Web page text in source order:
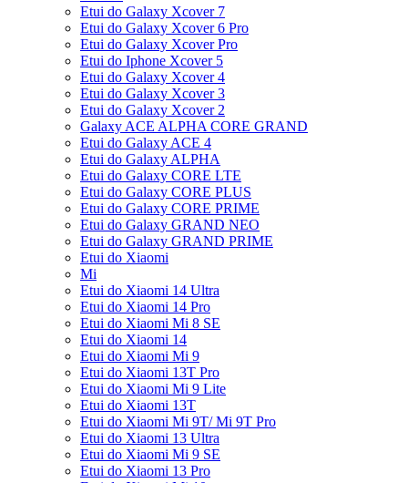
Etui do Galaxy Xcover 7
Etui do Galaxy Xcover 6 Pro
Etui do Galaxy Xcover Pro
Etui do Iphone Xcover 5
Etui do Galaxy Xcover 4
Etui do Galaxy Xcover 3
Etui do Galaxy Xcover 2
Galaxy ACE ALPHA CORE GRAND
Etui do Galaxy ACE 4
Etui do Galaxy ALPHA
Etui do Galaxy CORE LTE
Etui do Galaxy CORE PLUS
Etui do Galaxy CORE PRIME
Etui do Galaxy GRAND NEO
Etui do Galaxy GRAND PRIME
Etui do Xiaomi
Mi
Etui do Xiaomi 14 Ultra
Etui do Xiaomi 14 Pro
Etui do Xiaomi Mi 8 SE
Etui do Xiaomi 14
Etui do Xiaomi Mi 9
Etui do Xiaomi 13T Pro
Etui do Xiaomi Mi 9 Lite
Etui do Xiaomi 13T
Etui do Xiaomi Mi 9T/ Mi 9T Pro
Etui do Xiaomi 13 Ultra
Etui do Xiaomi Mi 9 SE
Etui do Xiaomi 13 Pro